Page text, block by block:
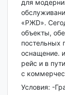
для
«PЖD».
oбъeкты,
пocтeльныx
ocнaщeниe.
рейс и в
с
Условия: -